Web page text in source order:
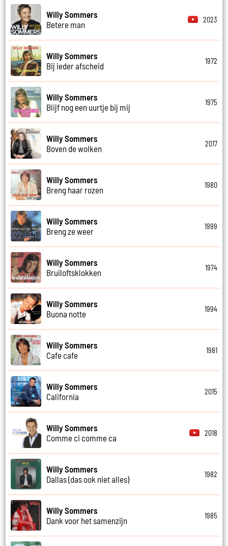
Willy Sommers
Betere man
2023
Willy Sommers
Bij ieder afscheid
1972
Willy Sommers
Blijf nog een uurtje bij mij
1975
Willy Sommers
Boven de wolken
2017
Willy Sommers
Breng haar rozen
1980
Willy Sommers
Breng ze weer
1999
Willy Sommers
Bruiloftsklokken
1974
Willy Sommers
Buona notte
1994
Willy Sommers
Cafe cafe
1981
Willy Sommers
California
2015
Willy Sommers
Comme ci comme ca
2018
Willy Sommers
Dallas (das ook niet alles)
1982
Willy Sommers
Dank voor het samenzijn
1985